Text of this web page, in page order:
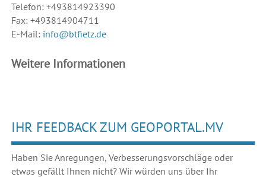
Telefon: +493814923390
Fax: +493814904711
E-Mail: info@btfietz.de
Weitere Informationen
IHR FEEDBACK ZUM GEOPORTAL.MV
Haben Sie Anregungen, Verbesserungsvorschläge oder
etwas gefällt Ihnen nicht? Wir würden uns über Ihr